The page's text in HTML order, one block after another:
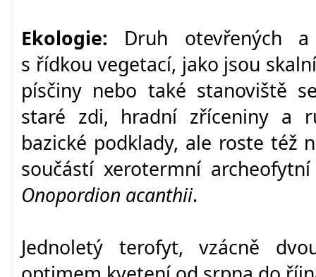
Ekologie: Druh otevřených a
s řídkou vegetací, jako jsou
písčiny nebo také stanoviště
staré zdi, hradní zříceniny a
bazické podklady, ale roste též
součástí xerotermní
Onopordion acanthii.
Jednoletý terofyt, vzácně